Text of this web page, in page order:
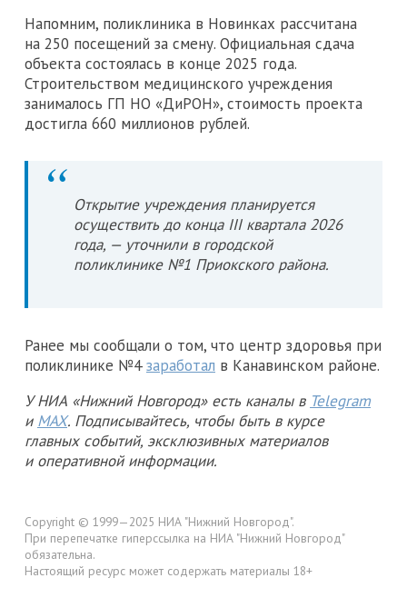
Напомним, поликлиника в Новинках рассчитана
на 250 посещений за смену. Официальная сдача
объекта состоялась в конце 2025 года.
Строительством медицинского учреждения
занималось ГП НО «ДиРОН», стоимость проекта
достигла 660 миллионов рублей.
Открытие учреждения планируется
осуществить до конца III квартала 2026
года, — уточнили в городской
поликлинике №1 Приокского района.
Ранее мы сообщали о том, что центр здоровья при
поликлинике №4заработал в Канавинском районе.
У НИА «Нижний Новгород» есть каналы в Telegram
и MAX. Подписывайтесь, чтобы быть в курсе
главных событий, эксклюзивных материалов
и оперативной информации.
Copyright © 1999—2025 НИА "Нижний Новгород".
При перепечатке гиперссылка на НИА "Нижний Новгород"
обязательна.
Настоящий ресурс может содержать материалы 18+